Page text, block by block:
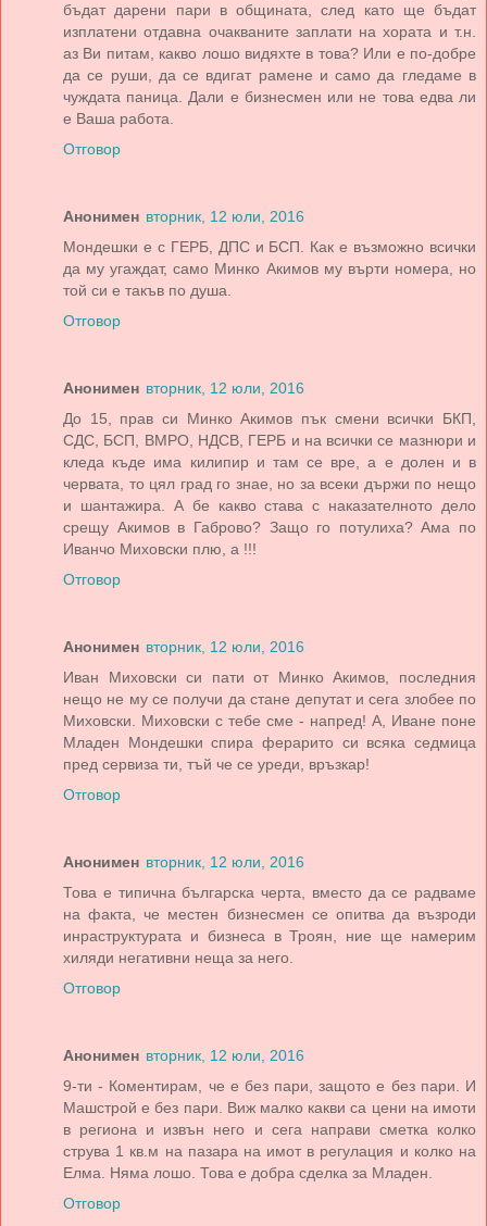
бъдат дарени пари в общината, след като ще бъдат
изплатени отдавна очакваните заплати на хората и т.н.
аз Ви питам, какво лошо видяхте в това? Или е по-добре
да се руши, да се вдигат рамене и само да гледаме в
чуждата паница. Дали е бизнесмен или не това едва ли
е Ваша работа.
Отговор
Анонимен вторник, 12 юли, 2016
Мондешки е с ГЕРБ, ДПС и БСП. Как е възможно всички
да му угаждат, само Минко Акимов му върти номера, но
той си е такъв по душа.
Отговор
Анонимен вторник, 12 юли, 2016
До 15, прав си Минко Акимов пък смени всички БКП,
СДС, БСП, ВМРО, НДСВ, ГЕРБ и на всички се мазнюри и
кледа къде има килипир и там се вре, а е долен и в
червата, то цял град го знае, но за всеки държи по нещо
и шантажира. А бе какво става с наказателното дело
срещу Акимов в Габрово? Защо го потулиха? Ама по
Иванчо Миховски плю, а !!!
Отговор
Анонимен вторник, 12 юли, 2016
Иван Миховски си пати от Минко Акимов, последния
нещо не му се получи да стане депутат и сега злобее по
Миховски. Миховски с тебе сме - напред! А, Иване поне
Младен Мондешки спира ферарито си всяка седмица
пред сервиза ти, тъй че се уреди, връзкар!
Отговор
Анонимен вторник, 12 юли, 2016
Това е типична българска черта, вместо да се радваме
на факта, че местен бизнесмен се опитва да възроди
инраструктурата и бизнеса в Троян, ние ще намерим
хиляди негативни неща за него.
Отговор
Анонимен вторник, 12 юли, 2016
9-ти - Коментирам, че е без пари, защото е без пари. И
Машстрой е без пари. Виж малко какви са цени на имоти
в региона и извън него и сега направи сметка колко
струва 1 кв.м на пазара на имот в регулация и колко на
Елма. Няма лошо. Това е добра сделка за Младен.
Отговор